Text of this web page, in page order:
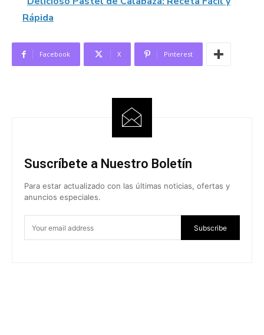
Rápida
Facebook X Pinterest
Suscríbete a Nuestro Boletín
Para estar actualizado con las últimas noticias, ofertas y
anuncios especiales.
Subscribe